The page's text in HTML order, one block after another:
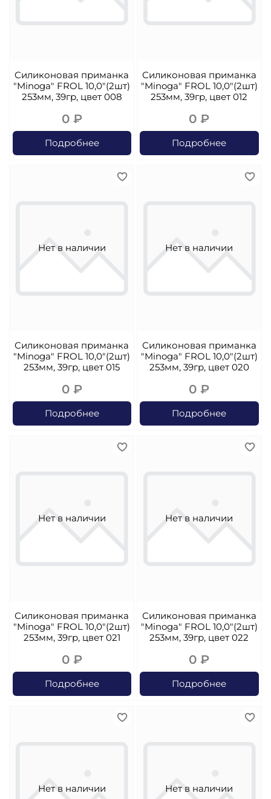
Силиконовая приманка
"Minoga" FROL 10,0"(2шт)
253мм, 39гр, цвет 008
0 ₽
Подробнее
Силиконовая приманка
"Minoga" FROL 10,0"(2шт)
253мм, 39гр, цвет 012
0 ₽
Подробнее
Нет в наличии
Силиконовая приманка
"Minoga" FROL 10,0"(2шт)
253мм, 39гр, цвет 015
0 ₽
Подробнее
Нет в наличии
Силиконовая приманка
"Minoga" FROL 10,0"(2шт)
253мм, 39гр, цвет 020
0 ₽
Подробнее
Нет в наличии
Силиконовая приманка
"Minoga" FROL 10,0"(2шт)
253мм, 39гр, цвет 021
0 ₽
Подробнее
Нет в наличии
Силиконовая приманка
"Minoga" FROL 10,0"(2шт)
253мм, 39гр, цвет 022
0 ₽
Подробнее
Нет в наличии Нет в наличии